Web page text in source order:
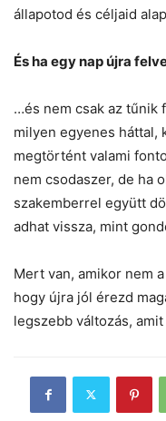
állapotod és céljaid
És ha egy nap újra
…és nem csak az tűnik
milyen egyenes háttal,
megtörtént valami
nem csodaszer, de ha
szakemberrel együtt
adhat vissza, mint
Mert van, amikor nem
hogy újra jól érezd
legszebb változás,